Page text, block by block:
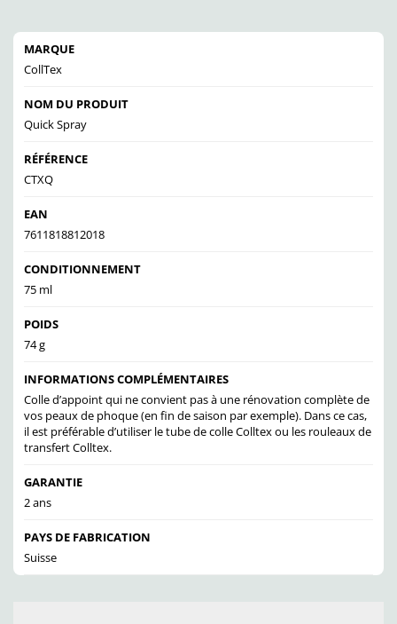
MARQUE
CollTex
NOM DU PRODUIT
Quick Spray
RÉFÉRENCE
CTXQ
EAN
7611818812018
CONDITIONNEMENT
75 ml
POIDS
74 g
INFORMATIONS COMPLÉMENTAIRES
Colle d’appoint qui ne convient pas à une rénovation complète de
vos peaux de phoque (en fin de saison par exemple). Dans ce cas,
il est préférable d’utiliser le tube de colle Colltex ou les rouleaux de
transfert Colltex.
GARANTIE
2 ans
PAYS DE FABRICATION
Suisse